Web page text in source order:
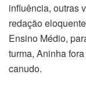
influência, outras
redação
Ensino Médio,
turma, Aninha
canudo.